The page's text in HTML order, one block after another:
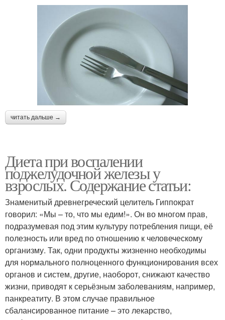
читать дальше →
Диета при воспалении
поджелудочной железы у
взрослых. Содержание статьи:
Знаменитый древнегреческий целитель Гиппократ
говорил: «Мы – то, что мы едим!». Он во многом прав,
подразумевая под этим культуру потребления пищи, её
полезность или вред по отношению к человеческому
организму. Так, одни продукты жизненно необходимы
для нормального полноценного функционирования всех
органов и систем, другие, наоборот, снижают качество
жизни, приводят к серьёзным заболеваниям, например,
панкреатиту. В этом случае правильное
сбалансированное питание – это лекарство,